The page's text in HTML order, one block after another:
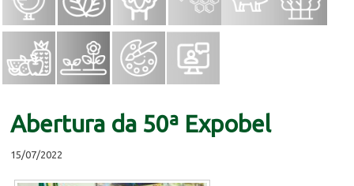
Abertura da 50ª Expobel
15/07/2022